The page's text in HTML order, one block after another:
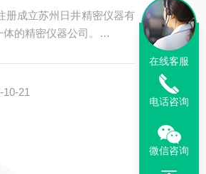
册成立苏州日井精密仪器有
的精密仪器公司。
21
在线客服
电话咨询
微信咨询